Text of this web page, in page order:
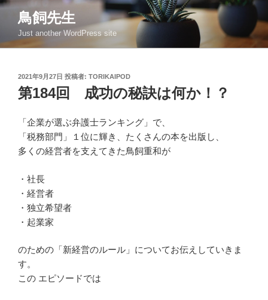
コ
ン
鳥飼先生
Just another WordPress site
投
稿
日:
2021年9月27日 投稿者: TORIKAIPOD
第184回 成功の秘訣は何か！？
「企業が選ぶ弁護士ランキング」で、
「税務部門」１位に輝き、たくさんの本を出版し、
多くの経営者を支えてきた鳥飼重和が
・社長
・経営者
・独立希望者
・起業家
のための「新経営のルール」についてお伝えしていきま
す。
この エピソードでは